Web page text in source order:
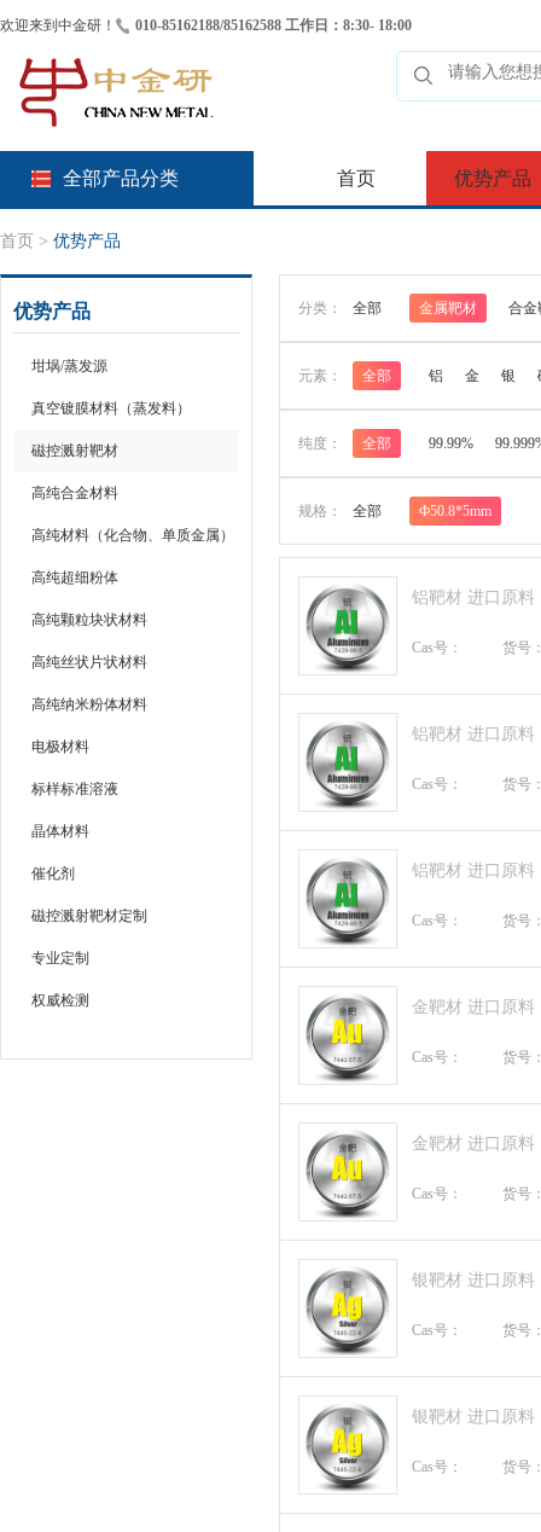
欢迎来到中金研！ 010-85162188/85162588 工作日：8:30- 18:00
全部产品分类 首页 优势产品
首页 > 优势产品
优势产品
坩埚/蒸发源
真空镀膜材料（蒸发料）
磁控溅射靶材
高纯合金材料
高纯材料（化合物、单质金属）
高纯超细粉体
高纯颗粒块状材料
高纯丝状片状材料
高纯纳米粉体材料
电极材料
标样标准溶液
晶体材料
催化剂
磁控溅射靶材定制
专业定制
权威检测
分类： 全部 金属靶材 合金
元素： 全部 铝 金 银
纯度： 全部 99.99%
规格： 全部 Ф50.8*5mm
铝靶材 进口原料
Cas号： 货号
铝靶材 进口原料
Cas号： 货号
铝靶材 进口原料
Cas号： 货号
金靶材 进口原料
Cas号： 货号
金靶材 进口原料
Cas号： 货号
银靶材 进口原料
Cas号： 货号
银靶材 进口原料
Cas号： 货号